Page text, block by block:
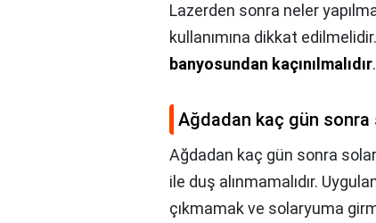
Lazerden sonra neler
kullanımına dikkat edilmelidir.
banyosundan kaçınılmalıdır.
Ağdadan kaç gün
Ağdadan kaç gün sonra
ile duş alınmamalıdır.
çıkmamak ve solaryuma